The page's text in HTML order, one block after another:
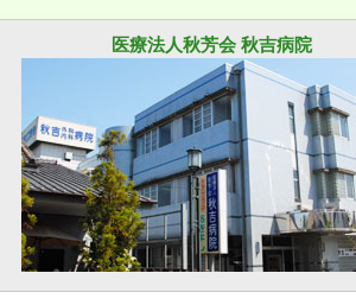
医療法人秋芳会 秋吉病院